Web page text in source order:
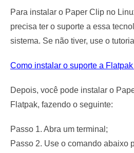
Para instalar o Paper Clip no
precisa ter o suporte a essa
sistema. Se não tiver, use o
Como instalar o suporte a
Depois, você pode instalar o
Flatpak, fazendo o seguinte:
Passo 1. Abra um terminal;
Passo 2. Use o comando abaixo